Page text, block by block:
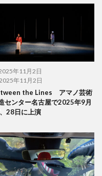
年11月2日
2025年11月2日
the Lines アマノ芸術
センター名古屋で2025年9月
28日に上演